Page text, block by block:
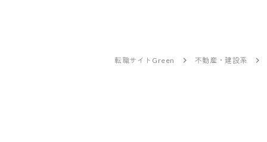
転職サイトGreen 不動産・建設系